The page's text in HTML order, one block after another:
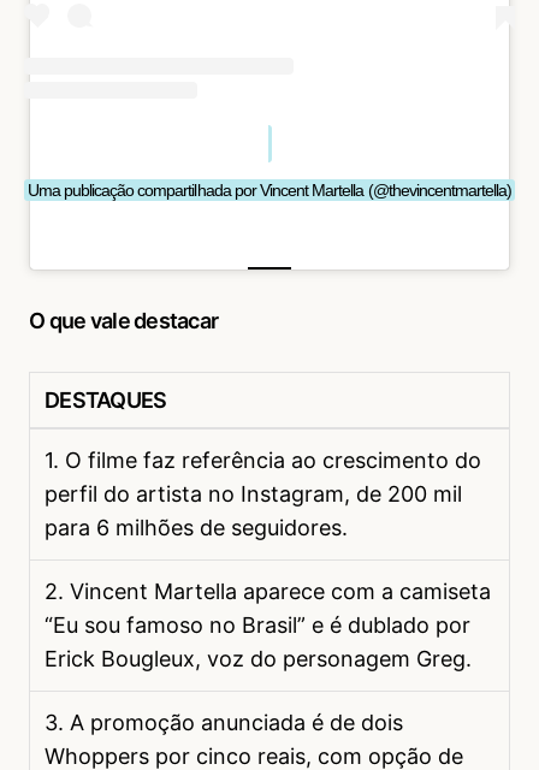
Uma publicação compartilhada por Vincent Martella (@thevincentmartella)
O que vale destacar
DESTAQUES
1. O filme faz referência ao crescimento do
perfil do artista no Instagram, de 200 mil
para 6 milhões de seguidores.
2. Vincent Martella aparece com a camiseta
“Eu sou famoso no Brasil” e é dublado por
Erick Bougleux, voz do personagem Greg.
3. A promoção anunciada é de dois
Whoppers por cinco reais, com opção de